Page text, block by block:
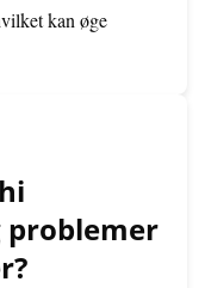
kan øge
problemer